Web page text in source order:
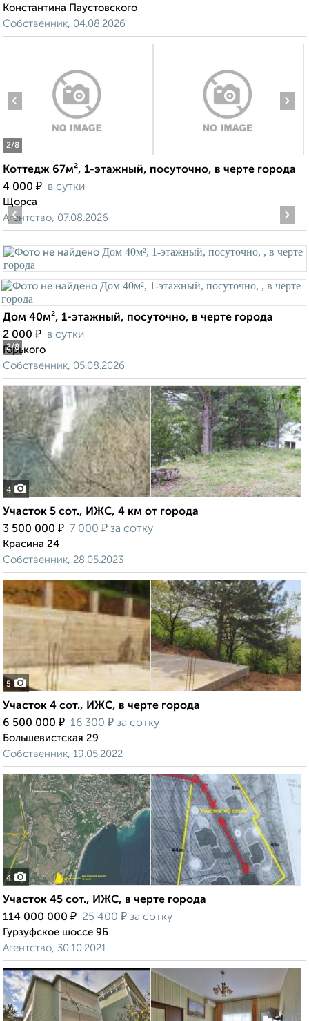
Константина Паустовского
Собственник, 04.08.2026
2/8
‹ ›
Коттедж 67м², 1-этажный, посуточно, в черте города
4 000 ₽ в сутки
Щорса
Агентство, 07.08.2026
2/8
‹ ›
Дом 40м², 1-этажный, посуточно, в черте города
2 000 ₽ в сутки
Горького
Собственник, 05.08.2026
4
Участок 5 сот., ИЖС, 4 км от города
3 500 000 ₽ 7 000 ₽ за сотку
Красина 24
Собственник, 28.05.2023
5
Участок 4 сот., ИЖС, в черте города
6 500 000 ₽ 16 300 ₽ за сотку
Большевистская 29
Собственник, 19.05.2022
4
Участок 45 сот., ИЖС, в черте города
114 000 000 ₽ 25 400 ₽ за сотку
Гурзуфское шоссе 9Б
Агентство, 30.10.2021